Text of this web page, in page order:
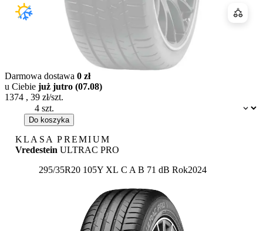
Dostępność:
Darmowa dostawa 0 zł
u Ciebie już jutro (07.08)
1374 , 39 zł/szt.
Do koszyka
KLASA PREMIUM
Vredestein ULTRAC PRO
295/35R20 105Y XL Etykieta:
C A B 71 dB Rok2024